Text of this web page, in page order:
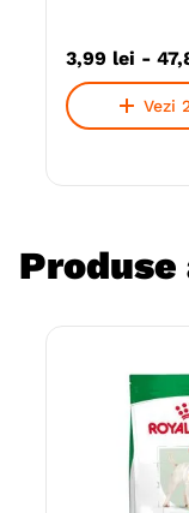
3,99 lei - 47,
Vezi